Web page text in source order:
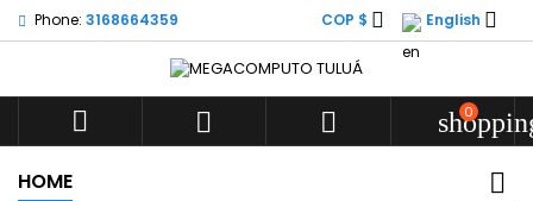
Phone: 3168664359 English 
COP $ 
   0
HOME